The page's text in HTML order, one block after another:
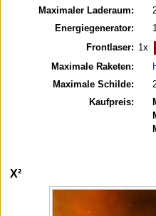
Maximaler Laderaum:
Energiegenerator:
Frontlaser: 1x
Maximale Raketen:
Maximale Schilde:
Kaufpreis:
X²